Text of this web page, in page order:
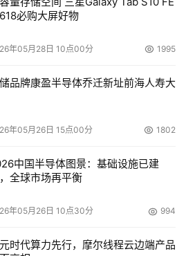
、"9.exe"、"10.exe"、"15.exe"
所下载的恶意程序可能为网络游戏
或恶意广告程序（流氓软件）等，
统"启动"文件夹中创建病毒主程序
机自启动。
病毒中心建议广大电脑用户：
，防止目前盛行的病毒、木马、有
计算机。
候进行全网查杀病毒，保证企业信
必购大屏好物
年05月28日 10点00分 1995
品牌康盈半导体乔迁新址前海人寿大
年05月26日 15点00分 1802
中国半导体图景：基础设施已建
全球市场再平衡
年05月26日 10点30分 994
时代算力先行，摩尔线程云边端产品